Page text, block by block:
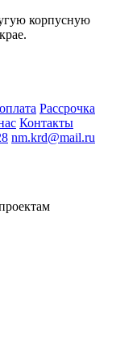
корпусную
Рассрочка
Контакты
nm.krd@mail.ru